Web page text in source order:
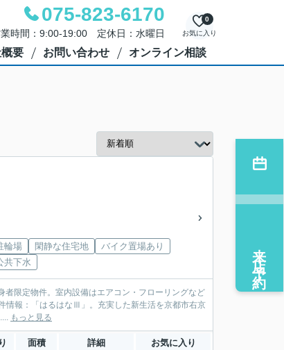
075-823-6170
時間：9:00-19:00 定休日：水曜日 お気に入り
0
要 お問い合わせ オンライン相談
輪場 閑静な住宅地
バイク置場あり
共下水
限定物件。室内設備はエアコン・フローリングなど
情報：「はるはなⅢ」。充実した新生活を京都市右京
もっと見る
面積 詳細 お気に入り
来店予約